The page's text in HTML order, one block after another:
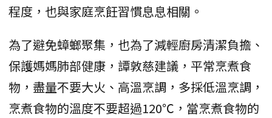
程度，也與家庭烹飪習慣息息相關。
為了避免蟑螂聚集，也為了減輕廚房清潔負擔、
保護媽媽肺部健康，譚敦慈建議，平常烹煮食
物，盡量不要大火、高溫烹調，多採低溫烹調，
烹煮食物的溫度不要超過120℃，當烹煮食物的